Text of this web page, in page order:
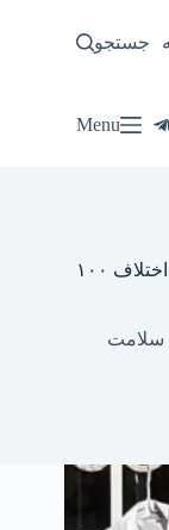
سیاسی
جستجو
Menu
تجمع اعتراضی پرستاران در اراک و تجریش به اختلاف ۱۰۰
سلامت